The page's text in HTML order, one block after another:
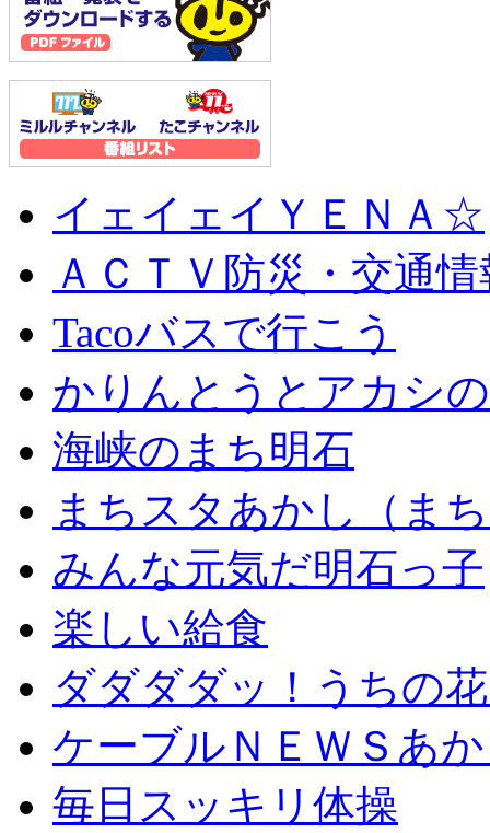
イェイェイＹＥＮＡ☆
ＡＣＴＶ防災・交通情
Tacoバスで行こう
かりんとうとアカシ
海峡のまち明石
まちスタあかし（ま
みんな元気だ明石っ子
楽しい給食
ダダダダッ！うちの
ケーブルＮＥＷＳあ
毎日スッキリ体操